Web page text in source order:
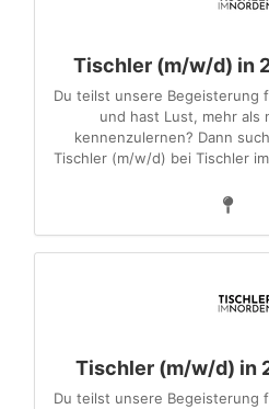
Tischler (m/w/d) in
Du teilst unsere Begeisterung
und hast Lust, mehr als
kennenzulernen? Dann
Tischler (m/w/d) bei Tischler
Tischler (m/w/d) in
Du teilst unsere Begeisterung